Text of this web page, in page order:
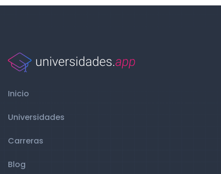
Inicio
Universidades
Carreras
Blog